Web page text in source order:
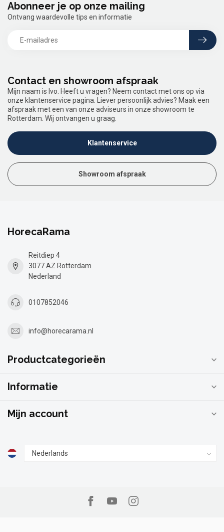
Contact en showroom afspraak
Mijn naam is Ivo. Heeft u vragen? Neem contact met ons op via
onze klantenservice pagina. Liever persoonlijk advies? Maak een
afspraak met een van onze adviseurs in onze showroom te
Rotterdam. Wij ontvangen u graag.
Klantenservice
Showroom afspraak
Abonneer je op onze mailing
Ontvang waardevolle tips en informatie
HorecaRama
Reitdiep 4
3077 AZ Rotterdam
Nederland
0107852046
info@horecarama.nl
Productcategorieën
Informatie
Mijn account